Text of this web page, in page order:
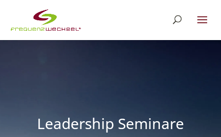
Leadership Seminare